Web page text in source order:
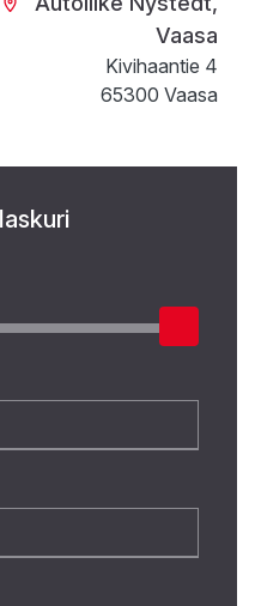
Vaasa
Kivihaantie 4
65300 Vaasa